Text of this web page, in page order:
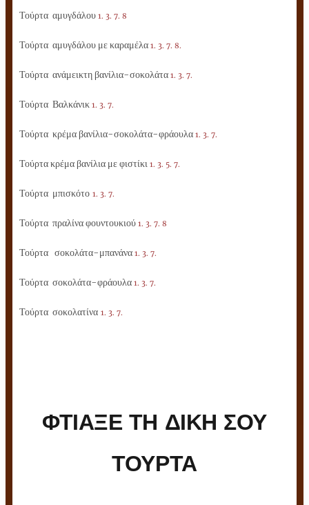
Τούρτα αμυγδάλου 1. 3. 7. 8
Τούρτα αμυγδάλου με καραμέλα 1. 3. 7. 8.
Τούρτα ανάμεικτη βανίλια-σοκολάτα 1. 3. 7.
Τούρτα Βαλκάνικ 1. 3. 7.
Τούρτα κρέμα βανίλια-σοκολάτα-φράουλα 1. 3. 7.
Τούρτα κρέμα βανίλια με φιστίκι 1. 3. 5. 7.
Τούρτα μπισκότο 1. 3. 7.
Τούρτα πραλίνα φουντουκιού 1. 3. 7. 8
Τούρτα σοκολάτα-μπανάνα 1. 3. 7.
Τούρτα σοκολάτα-φράουλα 1. 3. 7.
Τούρτα σοκολατίνα 1. 3. 7.
ΦΤΙΑΞΕ ΤΗ ΔΙΚΗ ΣΟΥ
ΤΟΥΡΤΑ